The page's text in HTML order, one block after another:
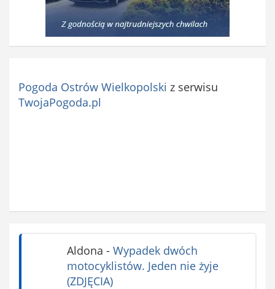
Pogoda Ostrów Wielkopolski z serwisu
TwojaPogoda.pl
Aldona - Wypadek dwóch
motocyklistów. Jeden nie żyje
(ZDJĘCIA)